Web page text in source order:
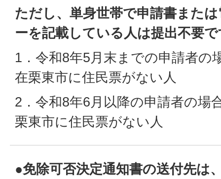
ただし、単身世帯で申請書また
ーを記載している人は提出不要
1．令和8年5月末までの申請者の
在栗東市に住民票がない人
2．令和8年6月以降の申請者の場
栗東市に住民票がない人
●免除可否決定通知書の送付先は